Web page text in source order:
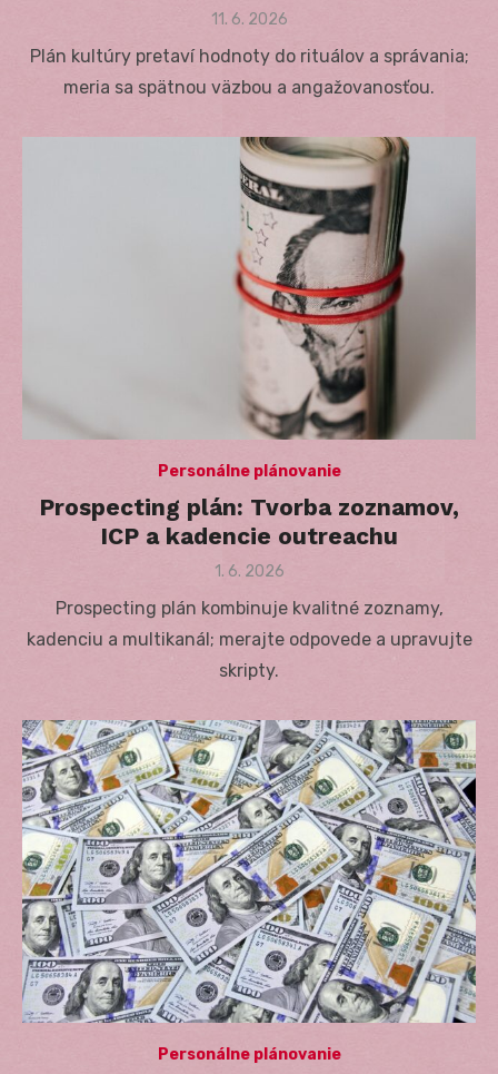
Posted
11. 6. 2026
Plán kultúry pretaví hodnoty do rituálov a správania;
meria sa spätnou väzbou a angažovanosťou.
Personálne plánovanie
Prospecting plán: Tvorba zoznamov,
ICP a kadencie outreachu
Posted
1. 6. 2026
Prospecting plán kombinuje kvalitné zoznamy,
kadenciu a multikanál; merajte odpovede a upravujte
skripty.
Personálne plánovanie